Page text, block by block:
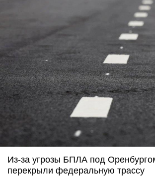
Из-за угрозы БПЛА под
перекрыли федеральную трассу